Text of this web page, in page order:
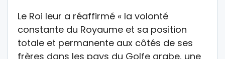
Le Roi leur a réaffirmé « la volonté
constante du Royaume et sa position
totale et permanente aux côtés de ses
frères dans les pays du Golfe arabe, une